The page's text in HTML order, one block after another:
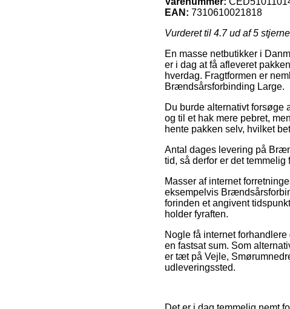
EAN: 7310610021818
Vurderet til 4.7ud af 5
En masse netbutikker i
er i dag at få afleveret
hverdag. Fragtformen er
Brændsårsforbinding Large.
Du burde alternativt forsøge
og til et hak mere pebret,
hente pakken selv, hvilket
Antal dages levering på
tid, så derfor er det
Masser af internet
eksempelvis
forinden et angivent
holder fyraften.
Nogle få internet
en fastsat sum. Som
er tæt på Vejle,
udleveringssted.